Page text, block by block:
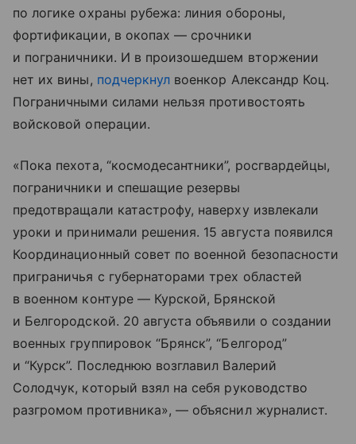
по логике охраны рубежа: линия обороны,
фортификации, в окопах — срочники
и пограничники. И в произошедшем вторжении
нет их вины, подчеркнул военкор Александр Коц.
Пограничными силами нельзя противостоять
войсковой операции.
«Пока пехота, “космодесантники”, росгвардейцы,
пограничники и спешащие резервы
предотвращали катастрофу, наверху извлекали
уроки и принимали решения. 15 августа появился
Координационный совет по военной безопасности
приграничья с губернаторами трех областей
в военном контуре — Курской, Брянской
и Белгородской. 20 августа объявили о создании
военных группировок “Брянск”, “Белгород”
и “Курск”. Последнюю возглавил Валерий
Солодчук, который взял на себя руководство
разгромом противника», — объяснил журналист.